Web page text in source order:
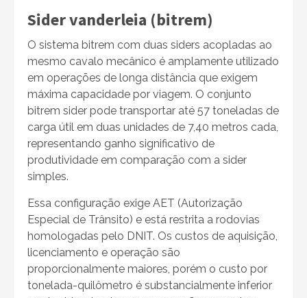
Sider vanderleia (bitrem)
O sistema bitrem com duas siders acopladas ao
mesmo cavalo mecânico é amplamente utilizado
em operações de longa distância que exigem
máxima capacidade por viagem. O conjunto
bitrem sider pode transportar até 57 toneladas de
carga útil em duas unidades de 7,40 metros cada,
representando ganho significativo de
produtividade em comparação com a sider
simples.
Essa configuração exige AET (Autorização
Especial de Trânsito) e está restrita a rodovias
homologadas pelo DNIT. Os custos de aquisição,
licenciamento e operação são
proporcionalmente maiores, porém o custo por
tonelada-quilômetro é substancialmente inferior